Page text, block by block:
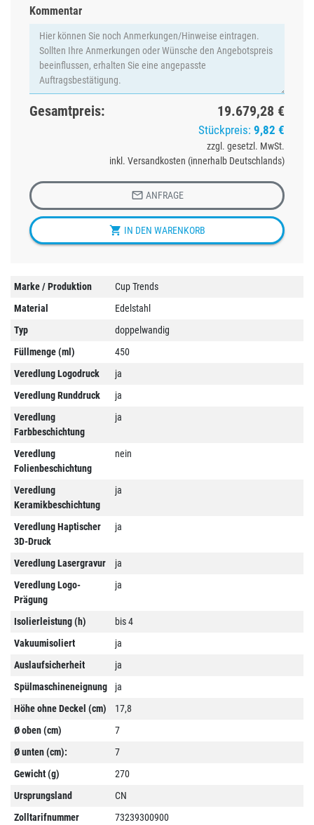
Kommentar
Gesamtpreis: 19.679,28 €
Stückpreis: 9,82 €
zzgl. gesetzl. MwSt.
inkl. Versandkosten (innerhalb Deutschlands)
 ANFRAGE
 IN DEN WARENKORB
Marke / Produktion
Cup Trends
Material
Edelstahl
Typ
doppelwandig
Füllmenge (ml)
450
Veredlung Logodruck
ja
Veredlung Runddruck
ja
Veredlung
Farbbeschichtung
ja
Veredlung
Folienbeschichtung
nein
Veredlung
Keramikbeschichtung
ja
Veredlung Haptischer
3D-Druck
ja
Veredlung Lasergravur
ja
Veredlung Logo-
Prägung
ja
Isolierleistung (h)
bis 4
Vakuumisoliert
ja
Auslaufsicherheit
ja
Spülmaschineneignung
ja
Höhe ohne Deckel (cm)
17,8
Ø oben (cm)
7
Ø unten (cm):
7
Gewicht (g)
270
Ursprungsland
CN
Zolltarifnummer
73239300900